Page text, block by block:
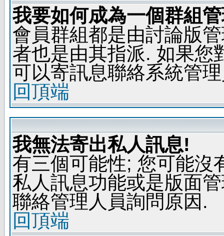
我要如何成為一個群組
會員群組都是由討論版
者也是由其指派. 如果您
可以寄訊息聯絡系統管
回頂端
我無法寄出私人訊息!
有三個可能性; 您可能沒
私人訊息功能或是版面
聯絡管理人員詢問原因.
回頂端